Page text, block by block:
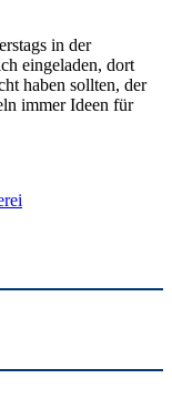
in der
eingeladen, dort
haben sollten, der
immer Ideen für